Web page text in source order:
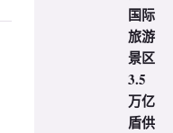
国际
旅游
景区
3.5
万亿
盾供